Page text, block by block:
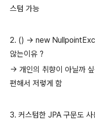
스텀 가능
2. () -> new
않는이유 ?
-> 개인의 취향이 아닐까
편해서 저렇게 함
3. 커스텀한 JPA 구문도 사